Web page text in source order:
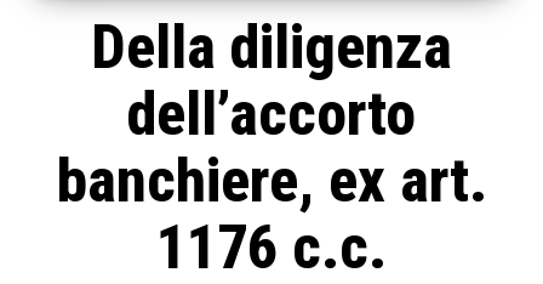
Della diligenza
dell’accorto
banchiere, ex art.
1176 c.c.